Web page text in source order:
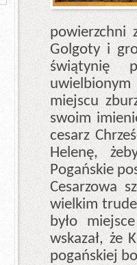
powierzchni
Golgoty i
świątynię
miejscu
swoim
cesarz
Helenę,
Pogańskie
Cesarzowa
wielkim
było
wskazał, że
pogańskiej